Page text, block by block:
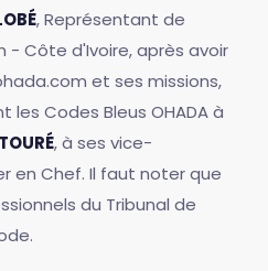
, Représentant de
- Côte d'Ivoire, après avoir
et ses missions,
Codes Bleus OHADA à
TOURÉ, à ses vice-
en Chef. Il faut noter que
du Tribunal de